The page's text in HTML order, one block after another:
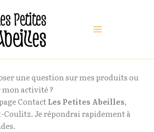
une question sur mes produits ou
activité ?
ContactLes Petites Abeilles,
Coulitz. Je répondrai rapidement à